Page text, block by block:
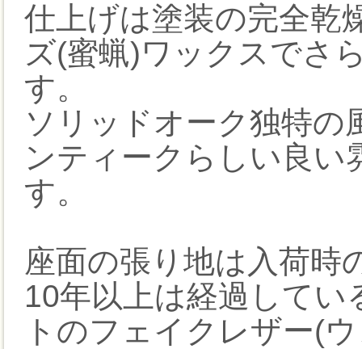
仕上げは塗装の完全乾
ズ(蜜蝋)ワックスでさ
す。
ソリッドオーク独特の
ンティークらしい良い
す。
座面の張り地は入荷時
10年以上は経過して
トのフェイクレザー(